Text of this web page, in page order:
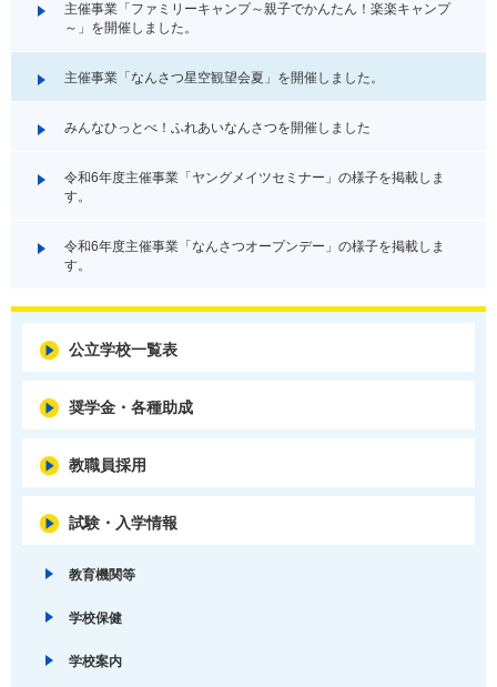
主催事業「ファミリーキャンプ～親子でかんたん！楽楽キャンプ
～」を開催しました。
主催事業「なんさつ星空観望会夏」を開催しました。
みんなひっとべ！ふれあいなんさつを開催しました
令和6年度主催事業「ヤングメイツセミナー」の様子を掲載しま
す。
令和6年度主催事業「なんさつオープンデー」の様子を掲載しま
す。
公立学校一覧表
奨学金・各種助成
教職員採用
試験・入学情報
教育機関等
学校保健
学校案内